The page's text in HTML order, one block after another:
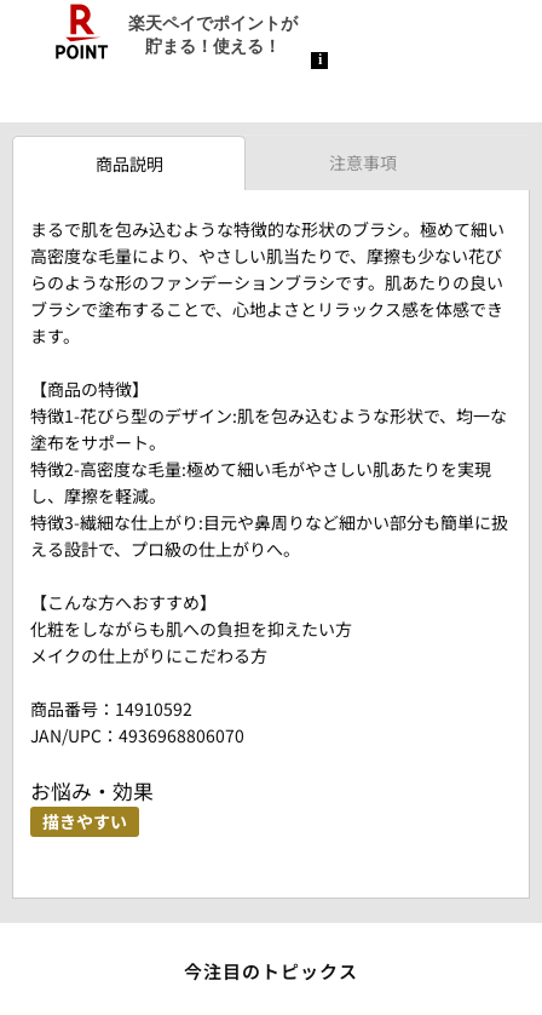
商品説明 注意事項
まるで肌を包み込むような特徴的な形状のブラシ。極めて細い
高密度な毛量により、やさしい肌当たりで、摩擦も少ない花び
らのような形のファンデーションブラシです。肌あたりの良い
ブラシで塗布することで、心地よさとリラックス感を体感でき
ます。
【商品の特徴】
特徴1-花びら型のデザイン:肌を包み込むような形状で、均一な
塗布をサポート。
特徴2-高密度な毛量:極めて細い毛がやさしい肌あたりを実現
し、摩擦を軽減。
特徴3-繊細な仕上がり:目元や鼻周りなど細かい部分も簡単に扱
える設計で、プロ級の仕上がりへ。
【こんな方へおすすめ】
化粧をしながらも肌への負担を抑えたい方
メイクの仕上がりにこだわる方
商品番号： 14910592
JAN/UPC：4936968806070
お悩み・効果
描きやすい
今注目のトピックス